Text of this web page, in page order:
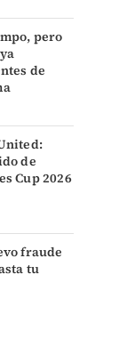
pero
de
de
Cup 2026
fraude
tu